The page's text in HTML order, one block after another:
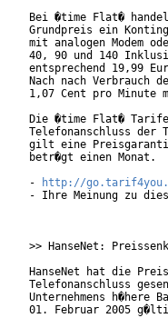
Bei �time Flat�
Grundpreis ein
mit analogen Modem
40, 90 und 140
entsprechend 19,99
Nach nach Verbrauch
1,07 Cent pro Minute
Die �time Flat�
Telefonanschluss der
gilt eine
betr�gt einen Monat.
-
http://
- Ihre Meinung zu
>> HanseNet:
HanseNet hat die
Telefonanschluss
Unternehmens h�here
01. Februar 2005